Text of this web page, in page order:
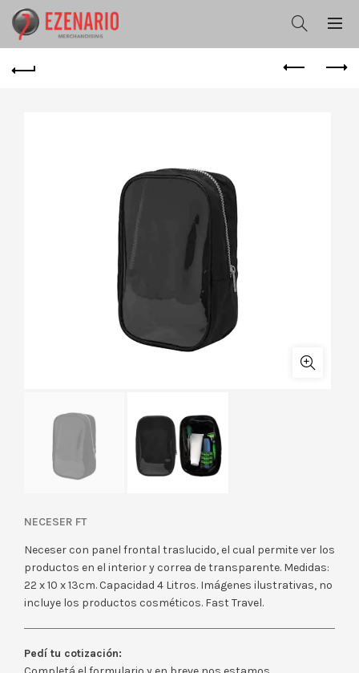
NECESER FT
Neceser con panel frontal traslucido, el cual permite ver los
productos en el interior y correa de transparente. Medidas:
22 x 10 x 13cm. Capacidad 4 Litros. Imágenes ilustrativas, no
incluye los productos cosméticos. Fast Travel.
Pedí tu cotización: